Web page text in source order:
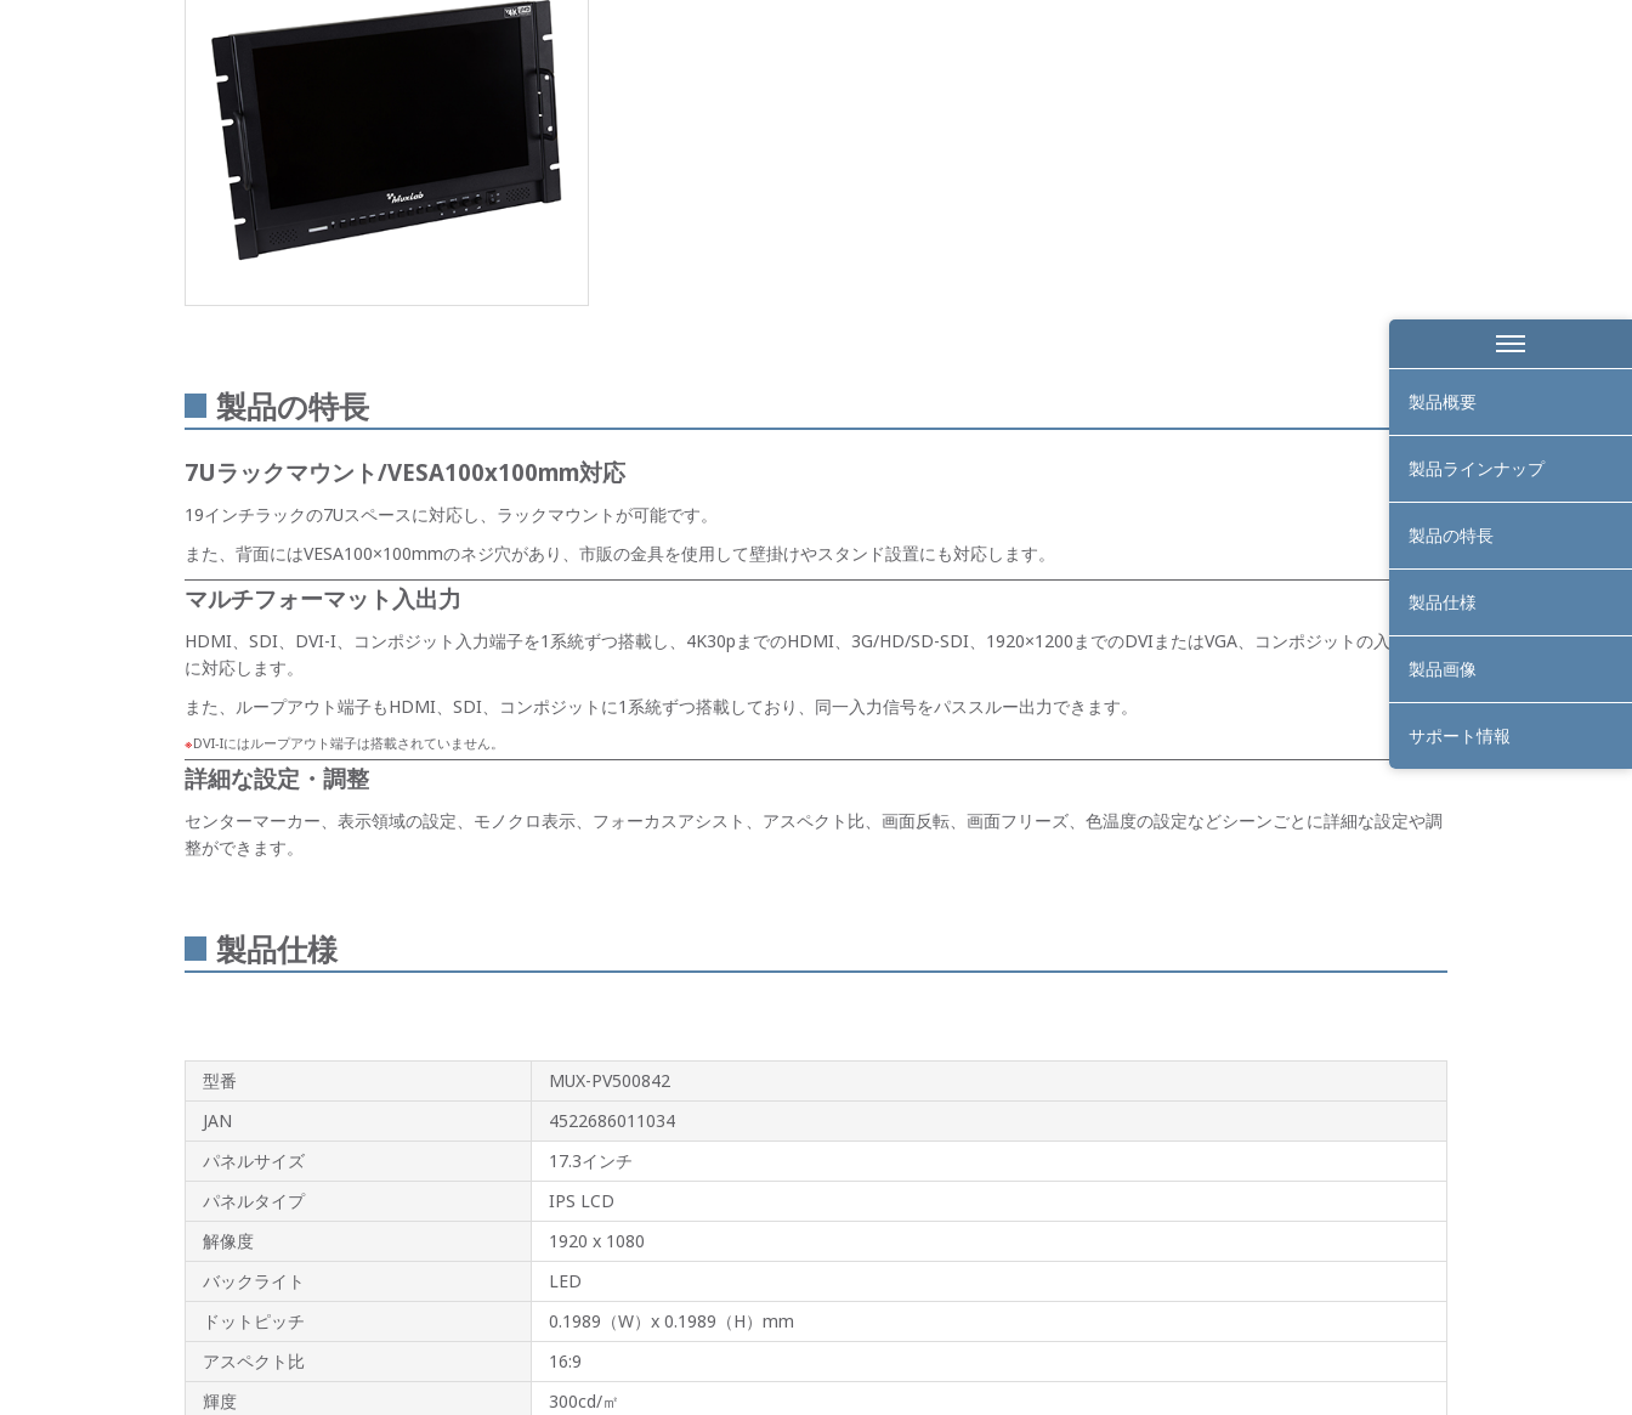
製品の特長
7Uラックマウント/VESA100x100mm対応
19インチラックの7Uスペースに対応し、ラックマウントが可能です。
また、背面にはVESA100×100mmのネジ穴があり、市販の金具を使用して壁掛けやスタンド設置にも対応します。
マルチフォーマット入出力
HDMI、SDI、DVI-I、コンポジット入力端子を1系統ずつ搭載し、4K30pまでのHDMI、3G/HD/SD-SDI、1920×1200までのDVIまたはVGA、コンポジットの入力信号
に対応します。
また、ループアウト端子もHDMI、SDI、コンポジットに1系統ずつ搭載しており、同一入力信号をパススルー出力できます。
DVI-Iにはループアウト端子は搭載されていません。
詳細な設定・調整
センターマーカー、表示領域の設定、モノクロ表示、フォーカスアシスト、アスペクト比、画面反転、画面フリーズ、色温度の設定などシーンごとに詳細な設定や調
整ができます。
製品仕様
型番
MUX-PV500842
JAN
4522686011034
パネルサイズ
17.3インチ
パネルタイプ
IPS LCD
解像度
1920 x 1080
バックライト
LED
ドットピッチ
0.1989（W）x 0.1989（H）mm
アスペクト比
16:9
輝度
300cd/㎡
製品概要
製品ラインナップ
製品の特長
製品仕様
製品画像
サポート情報